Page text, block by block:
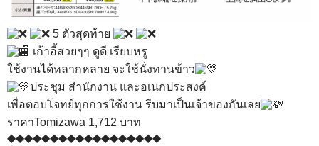
5 ตัวสุดท้าย
เก้าอี้สวยๆๆ ดูดี เรียบหรู
ใช้งานได้หลากหลาย จะใช้นั่งทานข้าว
ประชุม สำนักงาน และอเนกประสงค์
เพื่อตอบโจทย์ทุกการใช้งาน รีบมาเป็นเจ้าของกันเลย
ราคาTomizawa 1,712 บาท
◆◆◆◆◆◆◆◆◆◆◆◆◆◆◆◆◆◆